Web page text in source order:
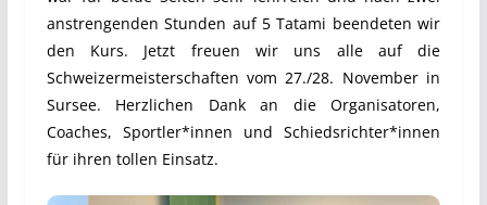
anstrengenden Stunden auf 5 Tatami beendeten wir
den Kurs. Jetzt freuen wir uns alle auf die
Schweizermeisterschaften vom 27./28. November in
Sursee. Herzlichen Dank an die Organisatoren,
Coaches, Sportler*innen und Schiedsrichter*innen
für ihren tollen Einsatz.